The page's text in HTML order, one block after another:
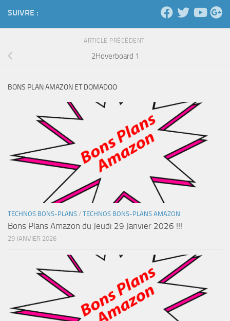
SUIVRE :
ARTICLE PRÉCÉDENT
2Hoverboard 1
BONS PLAN AMAZON ET DOMADOO
TECHNOS BONS-PLANS / TECHNOS BONS-PLANS AMAZON
Bons Plans Amazon du Jeudi 29 Janvier 2026 !!!
29 JANVIER 2026